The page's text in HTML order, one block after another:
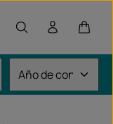
El